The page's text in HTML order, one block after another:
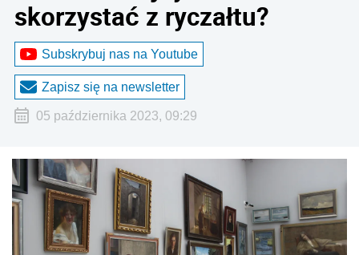
skorzystać z ryczałtu?
Subskrybuj nas na Youtube
Zapisz się na newsletter
05 października 2023, 09:29